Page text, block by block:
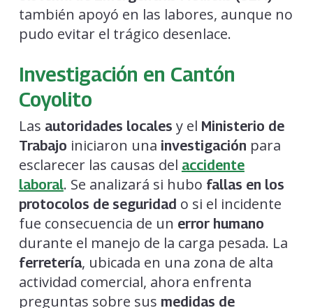
también apoyó en las labores, aunque no
pudo evitar el trágico desenlace.
Investigación en Cantón
Coyolito
Las autoridades locales y el Ministerio de
Trabajo iniciaron una investigación para
esclarecer las causas del accidente
laboral. Se analizará si hubo fallas en los
protocolos de seguridad o si el incidente
fue consecuencia de un error humano
durante el manejo de la carga pesada. La
ferretería, ubicada en una zona de alta
actividad comercial, ahora enfrenta
preguntas sobre sus medidas de